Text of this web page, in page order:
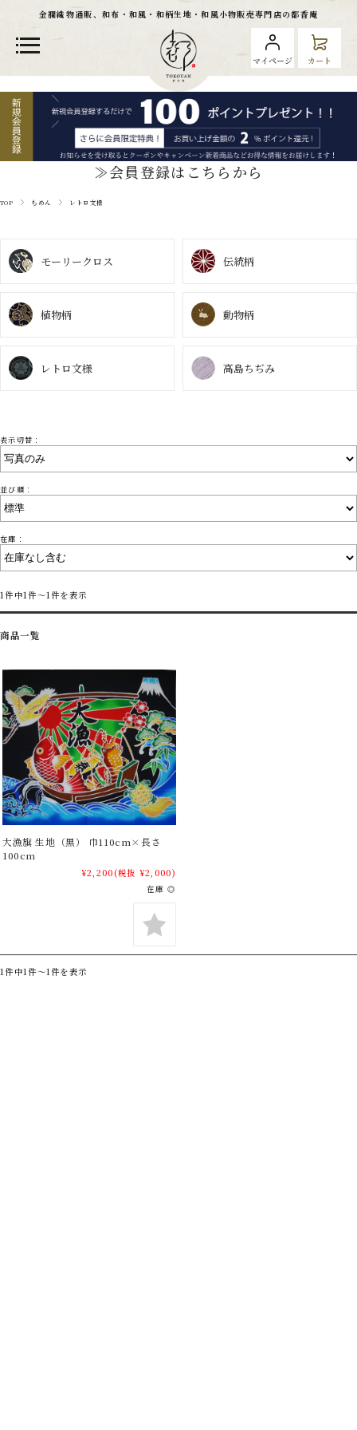
金襴織物通販、和布・和風・和柄生地・和風小物販売専門店の都香庵
マイページ カート
≫会員登録はこちらから
TOP もめん レトロ文様
モーリークロス 伝統柄
植物柄 動物柄
レトロ文様 高島ちぢみ
表示切替：
並び順：
在庫：
1件中1件～1件を表示
商品一覧
大漁旗 生地（黒） 巾110cm×長さ
100cm
¥2,200(税抜 ¥2,000)
在庫 ◎
1件中1件～1件を表示